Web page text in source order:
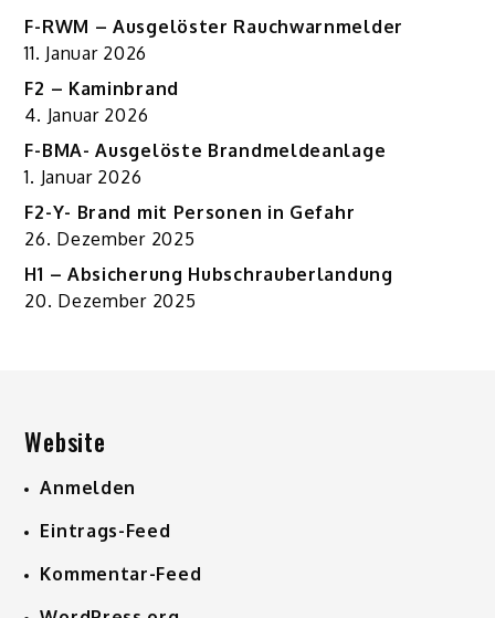
F-RWM – Ausgelöster Rauchwarnmelder
11. Januar 2026
F2 – Kaminbrand
4. Januar 2026
F-BMA- Ausgelöste Brandmeldeanlage
1. Januar 2026
F2-Y- Brand mit Personen in Gefahr
26. Dezember 2025
H1 – Absicherung Hubschrauberlandung
20. Dezember 2025
Website
Anmelden
Eintrags-Feed
Kommentar-Feed